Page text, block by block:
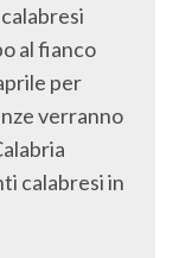
al fianco
per
verranno
calabresi in